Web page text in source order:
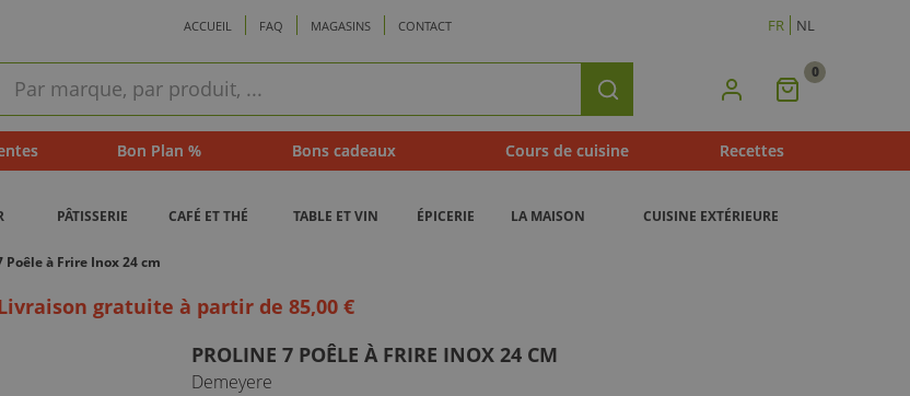
ACCUEIL FAQ MAGASINS CONTACT FR NL
rapide
Rechercher Mon
0
Bon Plan % Bons cadeaux Cours de cuisine Recettes
PÂTISSERIE CAFÉ ET THÉ TABLE ET VIN ÉPICERIE LA MAISON CUISINE EXTÉRIEURE
Poêle à Frire Inox 24 cm
gratuite à partir de 85,00 €
PROLINE 7 POÊLE À FRIRE INOX 24 CM
Demeyere